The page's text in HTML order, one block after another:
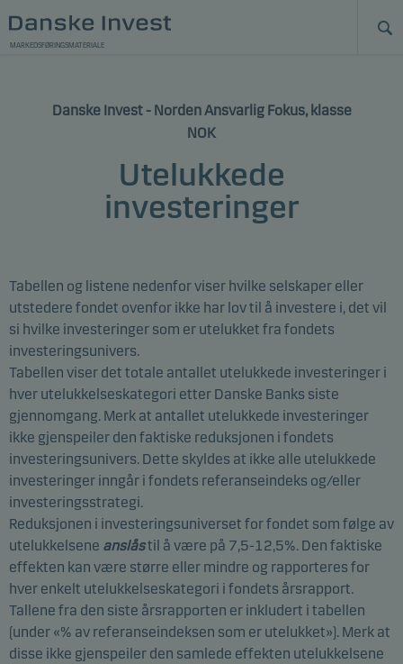
MARKEDSFØRINGSMATERIALE
Danske Invest - Norden Ansvarlig Fokus, klasse
NOK
Utelukkede
investeringer
Tabellen og listene nedenfor viser hvilke selskaper eller
utstedere fondet ovenfor ikke har lov til å investere i, det vil
si hvilke investeringer som er utelukket fra fondets
investeringsunivers.
Tabellen viser det totale antallet utelukkede investeringer i
hver utelukkelseskategori etter Danske Banks siste
gjennomgang. Merk at antallet utelukkede investeringer
ikke gjenspeiler den faktiske reduksjonen i fondets
investeringsunivers. Dette skyldes at ikke alle utelukkede
investeringer inngår i fondets referanseindeks og/eller
investeringsstrategi.
Reduksjonen i investeringsuniverset for fondet som følge av
utelukkelsene anslåstil å være på 7,5-12,5%. Den faktiske
effekten kan være større eller mindre og rapporteres for
hver enkelt utelukkelseskategori i fondets årsrapport.
Tallene fra den siste årsrapporten er inkludert i tabellen
(under «% av referanseindeksen som er utelukket»). Merk at
disse ikke gjenspeiler den samlede effekten utelukkelsene